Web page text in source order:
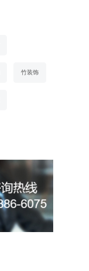
竹装饰